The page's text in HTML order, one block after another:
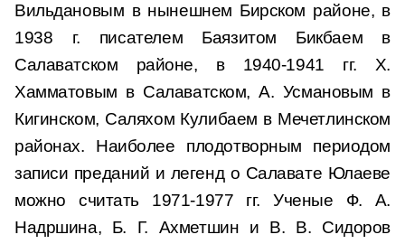
Вильдановым в нынешнем Бирском районе, в
1938 г. писателем Баязитом Бикбаем в
Салаватском районе, в 1940-1941 гг. X.
Хамматовым в Салаватском, А. Усмановым в
Кигинском, Саляхом Кулибаем в Мечетлинском
районах. Наиболее плодотворным периодом
записи преданий и легенд о Салавате Юлаеве
можно считать 1971-1977 гг. Ученые Ф. А.
Надршина, Б. Г. Ахметшин и В. В. Сидоров